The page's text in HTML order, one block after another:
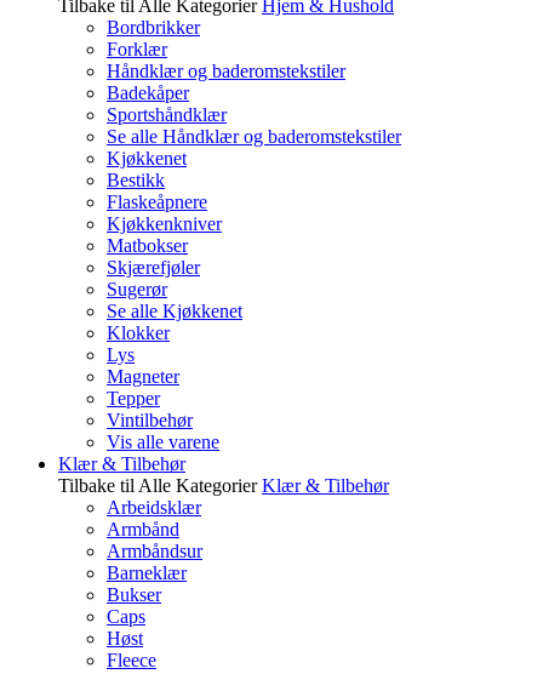
Tilbake til Alle Kategorier Hjem & Hushold
Bordbrikker
Forklær
Håndklær og baderomstekstiler
Badekåper
Sportshåndklær
Se alle Håndklær og baderomstekstiler
Kjøkkenet
Bestikk
Flaskeåpnere
Kjøkkenkniver
Matbokser
Skjærefjøler
Sugerør
Se alle Kjøkkenet
Klokker
Lys
Magneter
Tepper
Vintilbehør
Vis alle varene
Klær & Tilbehør
Tilbake til Alle Kategorier Klær & Tilbehør
Arbeidsklær
Armbånd
Armbåndsur
Barneklær
Bukser
Caps
Høst
Fleece